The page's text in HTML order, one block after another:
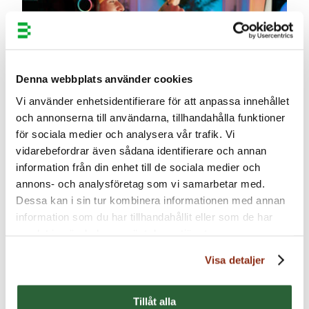
Denna webbplats använder cookies
Vi använder enhetsidentifierare för att anpassa innehållet
och annonserna till användarna, tillhandahålla funktioner
för sociala medier och analysera vår trafik. Vi
vidarebefordrar även sådana identifierare och annan
information från din enhet till de sociala medier och
annons- och analysföretag som vi samarbetar med.
Dessa kan i sin tur kombinera informationen med annan
information som du har tillhandahållit eller som de har
Visa detaljer
Tillåt alla
IP in Games
16 November, 2023